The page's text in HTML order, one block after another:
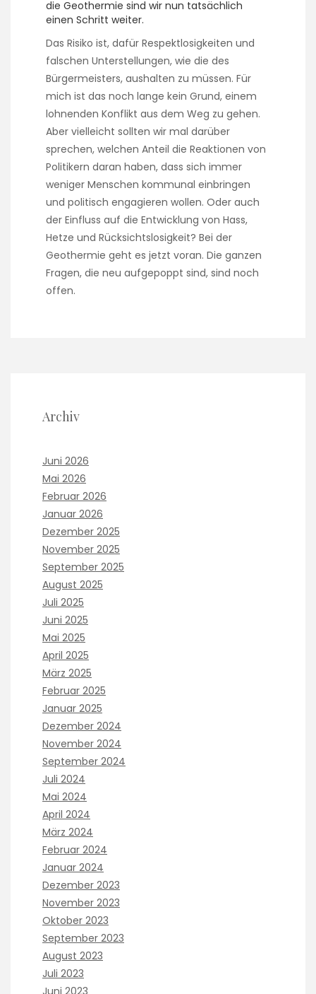
t
r
s
a
n
d
A
m
a
r
i
c
s
e
s
s
i
n
s
a
v
e
r
y
o
u
n
d
d
f
o
r
w
a
y
p
r
f
e
s
s
o
n
a
l
b
u
y
z
t
h
r
l
o
e
n
g
i
n
m
a
k
i
n
g
d
e
s
i
g
n
h
t
h
e
r
g
r
o
u
p
,
n
o
t
e
d
t
h
o
s
e
T
i
g
r
i
g
n
a
â
€
”
a
t
h
a
t
a
r
die Geothermie sind wir nun tatsächlich
einen Schritt weiter.
Das Risiko ist, dafür Respektlosigkeiten und
falschen Unterstellungen, wie die des
Bürgermeisters, aushalten zu müssen. Für
mich ist das noch lange kein Grund, einem
lohnenden Konflikt aus dem Weg zu gehen.
Aber vielleicht sollten wir mal darüber
sprechen, welchen Anteil die Reaktionen von
Politikern daran haben, dass sich immer
weniger Menschen kommunal einbringen
und politisch engagieren wollen. Oder auch
der Einfluss auf die Entwicklung von Hass,
Hetze und Rücksichtslosigkeit? Bei der
Geothermie geht es jetzt voran. Die ganzen
Fragen, die neu aufgepoppt sind, sind noch
offen.
Archiv
Juni 2026
Mai 2026
Februar 2026
Januar 2026
Dezember 2025
November 2025
September 2025
August 2025
Juli 2025
Juni 2025
Mai 2025
April 2025
März 2025
Februar 2025
Januar 2025
Dezember 2024
November 2024
September 2024
Juli 2024
Mai 2024
April 2024
März 2024
Februar 2024
Januar 2024
Dezember 2023
November 2023
Oktober 2023
September 2023
August 2023
Juli 2023